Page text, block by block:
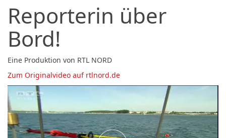
Reporterin über
Bord!
Eine Produktion von RTL NORD
Zum Originalvideo auf rtlnord.de